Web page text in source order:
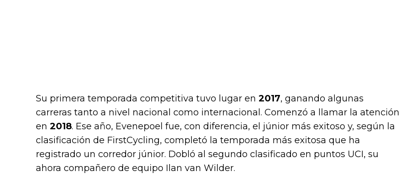
Su primera temporada competitiva tuvo lugar en 2017, ganando algunas
carreras tanto a nivel nacional como internacional. Comenzó a llamar la atención
en 2018. Ese año, Evenepoel fue, con diferencia, el júnior más exitoso y, según la
clasificación de FirstCycling, completó la temporada más exitosa que ha
registrado un corredor júnior. Dobló al segundo clasificado en puntos UCI, su
ahora compañero de equipo Ilan van Wilder.